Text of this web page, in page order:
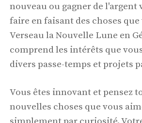
nouveau ou gagner de l'argent
faire en faisant des choses
Verseau la Nouvelle Lune en
comprend les intérêts que
divers passe-temps et projets
Vous êtes innovant et pensez
nouvelles choses que vous